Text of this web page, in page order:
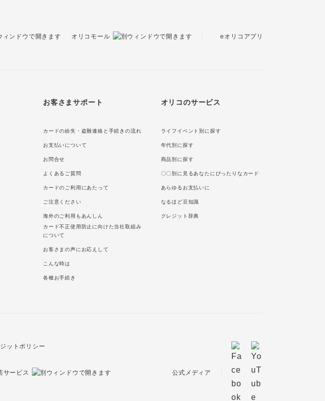
お客さまサポート
カードの紛失・盗難連絡と手続きの流れ
お支払いについて
お問合せ
よくあるご質問
カードのご利用にあたって
ご注意ください
海外のご利用もあんしん
カード不正使用防止に向けた当社取組み
について
お客さまの声にお応えして
こんな時は
各種お手続き
オリコのサービス
ライフイベント別に探す
年代別に探す
商品別に探す
〇〇別に見るあなたにぴったりなカード
あらゆるお支払いに
なるほど豆知識
クレジット辞典
オリコモール eオリコアプリ
サービス 公式メディア
ットポリシー